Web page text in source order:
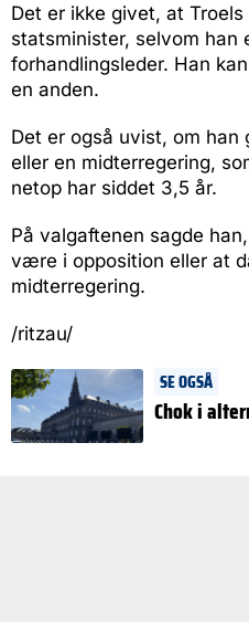
Det er ikke givet, at
statsminister, selvom han
forhandlingsleder. Han
en anden.
Det er også uvist, om han
eller en midterregering,
netop har siddet 3,5 år.
På valgaftenen sagde
være i opposition eller at
midterregering.
/ritzau/
SE OGSÅ
Chok i